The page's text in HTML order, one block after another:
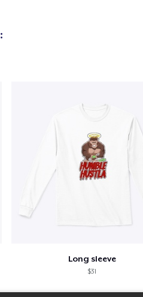
Long sleeve
$31